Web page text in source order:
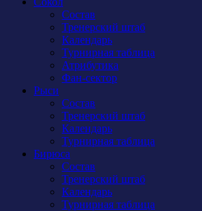
Состав
Тренерский штаб
Календарь
Турнирная таблица
Атрибутика
Фан-сектор
Рыси
Состав
Тренерский штаб
Календарь
Турнирная таблица
Бирюса
Состав
Тренерский штаб
Календарь
Турнирная таблица